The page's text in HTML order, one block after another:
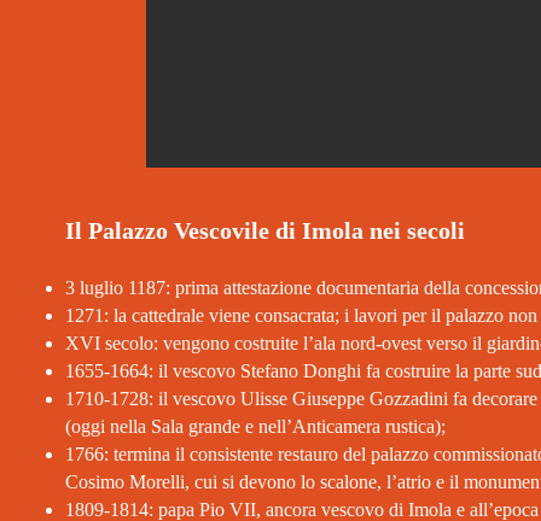
Il Palazzo Vescovile di Imola nei secoli
3 luglio 1187: prima attestazione documentaria della
1271: la cattedrale viene consacrata; i lavori per il palazzo
XVI secolo: vengono costruite l’ala nord-ovest verso il
1655-1664: il vescovo Stefano Donghi fa costruire la parte
1710-1728: il vescovo Ulisse Giuseppe Gozzadini fa
(oggi nella Sala grande e nell’Anticamera rustica);
1766: termina il consistente restauro del palazzo
Cosimo Morelli, cui si devono lo scalone, l’atrio e il
1809-1814: papa Pio VII, ancora vescovo di Imola e